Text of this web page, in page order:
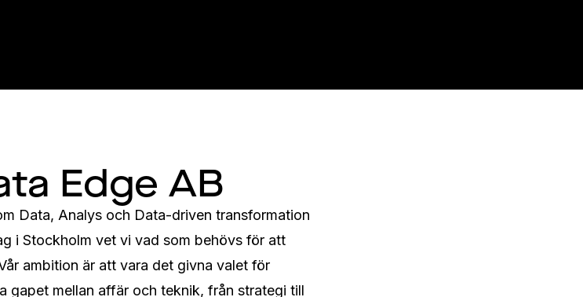
Edge AB
Data, Analys och Data-driven transformation
i Stockholm vet vi vad som behövs för att
ambition är att vara det givna valet för
gapet mellan affär och teknik, från strategi till